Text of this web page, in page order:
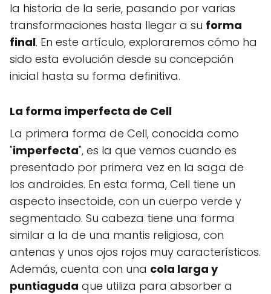
la historia de la serie, pasando por varias
transformaciones hasta llegar a su forma
final. En este artículo, exploraremos cómo ha
sido esta evolución desde su concepción
inicial hasta su forma definitiva.
La forma imperfecta de Cell
La primera forma de Cell, conocida como
"imperfecta", es la que vemos cuando es
presentado por primera vez en la saga de
los androides. En esta forma, Cell tiene un
aspecto insectoide, con un cuerpo verde y
segmentado. Su cabeza tiene una forma
similar a la de una mantis religiosa, con
antenas y unos ojos rojos muy característicos.
Además, cuenta con una cola larga y
puntiaguda que utiliza para absorber a